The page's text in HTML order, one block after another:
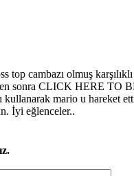
top cambazı olmuş
sonra CLICK HERE TO
kullanarak mario u hareket
İyi eğlenceler..